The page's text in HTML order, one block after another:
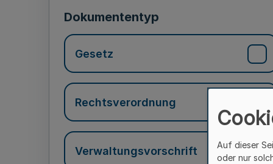
Dokumententyp
Gesetz
Rechtsverordnung
Verwaltungsvorschrift
Auf dieser
oder nur